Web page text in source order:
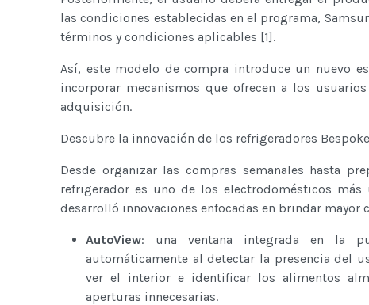
las condiciones establecidas en el programa,
términos y condiciones aplicables [1].
Así, este modelo de compra introduce un nuevo
incorporar mecanismos que ofrecen a los
adquisición.
Descubre la innovación de los refrigeradores
Desde organizar las compras semanales hasta
refrigerador es uno de los electrodomésticos
desarrolló innovaciones enfocadas en brindar mayor
AutoView: una ventana integrada en la
automáticamente al detectar la presencia del
ver el interior e identificar los alimentos
aperturas innecesarias.